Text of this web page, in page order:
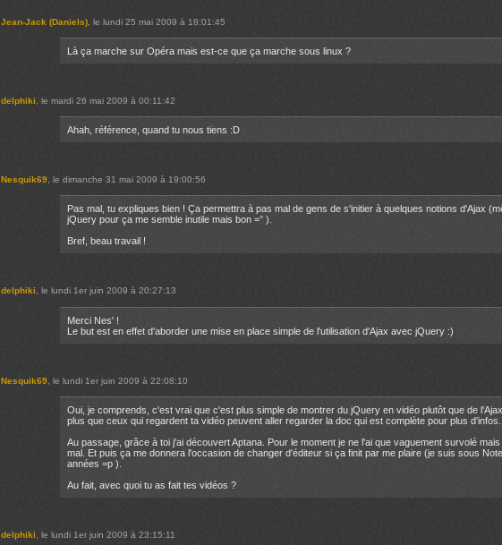
Jean-Jack (Daniels), le lundi 25 mai 2009 à 18:01:45
Là ça marche sur Opéra mais est-ce que ça marche sous linux ?
delphiki, le mardi 26 mai 2009 à 00:11:42
Ahah, référence, quand tu nous tiens :D
Nesquik69, le dimanche 31 mai 2009 à 19:00:56
Pas mal, tu expliques bien ! Ça permettra à pas mal de gens de s'initier à quelques notions d'Ajax
jQuery pour ça me semble inutile mais bon =° ).
Bref, beau travail !
delphiki, le lundi 1er juin 2009 à 20:27:13
Merci Nes' !
Le but est en effet d'aborder une mise en place simple de l'utilisation d'Ajax avec jQuery :)
Nesquik69 , le lundi 1er juin 2009 à 22:08:10
Oui, je comprends, c'est vrai que c'est plus simple de montrer du jQuery en vidéo plutôt que de
plus que ceux qui regardent ta vidéo peuvent aller regarder la doc qui est complète pour plus d'infos.
Au passage, grâce à toi j'ai découvert Aptana. Pour le moment je ne l'ai que vaguement survolé
mal. Et puis ça me donnera l'occasion de changer d'éditeur si ça finit par me plaire (je suis sous
années =p ).
Au fait, avec quoi tu as fait tes vidéos ?
delphiki , le lundi 1er juin 2009 à 23:15:11